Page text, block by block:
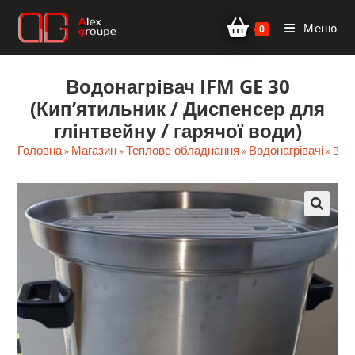
Перейти
0 Меню
Водонагрівач IFM GE 30
(Кип’ятильник / Диспенсер для
глінтвейну / гарячої води)
Головна» Магазин»Теплове обладнання » Водонагрівачі»
🔍